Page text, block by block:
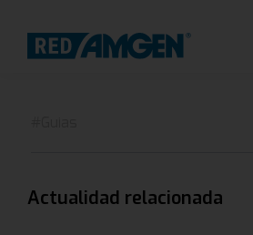
Actualidad relacionada